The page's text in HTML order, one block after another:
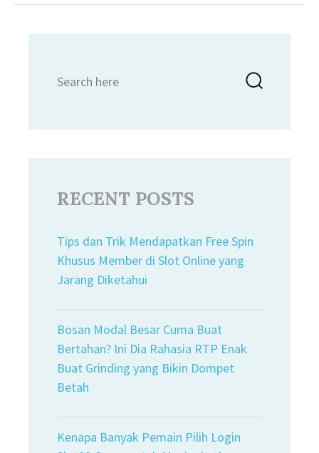
for:
RECENT POSTS
Tips dan Trik Mendapatkan Free Spin
Khusus Member di Slot Online yang
Jarang Diketahui
Bosan Modal Besar Cuma Buat
Bertahan? Ini Dia Rahasia RTP Enak
Buat Grinding yang Bikin Dompet
Betah
Kenapa Banyak Pemain Pilih Login